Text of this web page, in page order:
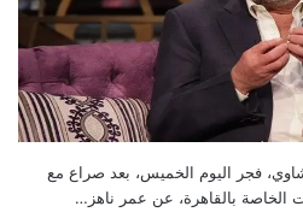
فجر اليوم الخميس، بعد صراع مع
بالقاهرة، عن عمر ناهز…